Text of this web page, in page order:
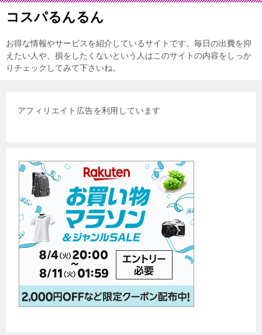
コスパるんるん
お得な情報やサービスを紹介しているサイトです。毎日の出費を抑
えたい人や、損をしたくないという人はこのサイトの内容をしっか
りチェックしてみて下さいね。
アフィリエイト広告を利用しています